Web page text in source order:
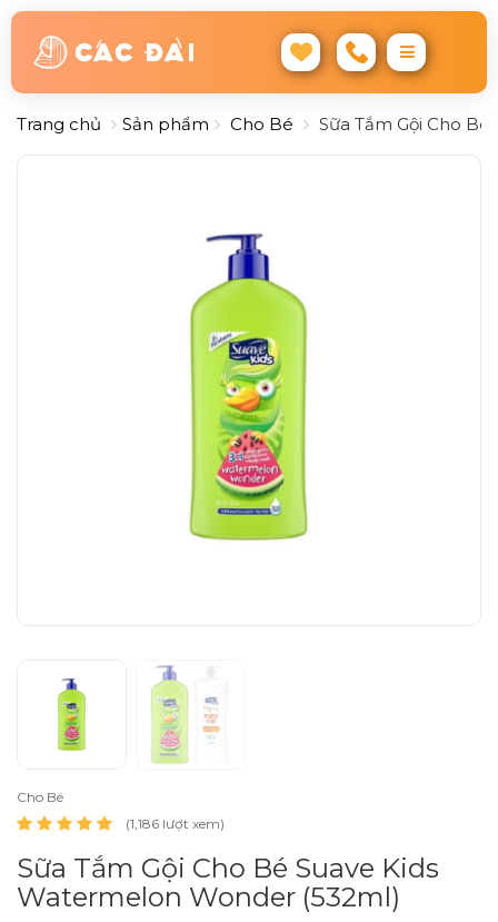
Trang chủ Sản phẩm Cho Bé Sữa Tắm Gội Cho
Cho Bé
(1,186 lượt xem)
Sữa Tắm Gội Cho Bé Suave Kids
Watermelon Wonder (532ml)